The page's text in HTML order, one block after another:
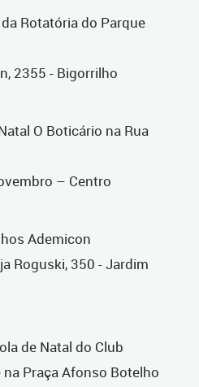
Rotatória do Parque
2355 - Bigorrilho
O Boticário na Rua
– Centro
Ademicon
Roguski, 350 - Jardim
de Natal do Club
Praça Afonso Botelho